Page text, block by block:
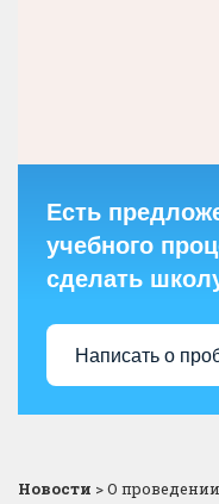
Есть
учебного
сделать
Написать о
Новости >О